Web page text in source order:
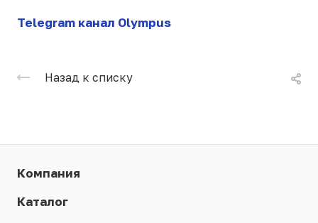
Telegram канал Olympus
Назад к списку
Компания
Каталог